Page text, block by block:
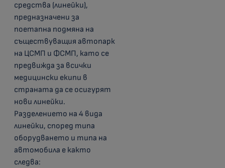
средства (линейки),
предназначени за
поетапна подмяна на
съществуващия автопарк
на ЦСМП и ФСМП, като се
предвижда за всички
медицински екипи в
страната да се осигурят
нови линейки.
Разделението на 4 вида
линейки, според типа
оборудването и типа на
автомобила е както
следва: